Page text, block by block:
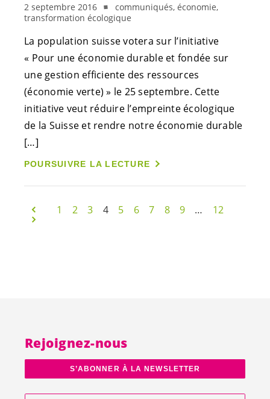
2 septembre 2016
communiqués, économie,
transformation écologique
La population suisse votera sur l’initiative
« Pour une économie durable et fondée sur
une gestion efficiente des ressources
(économie verte) » le 25 septembre. Cette
initiative veut réduire l’empreinte écologique
de la Suisse et rendre notre économie durable
[…]
POURSUIVRE LA LECTURE
1 2 3 4 5 6 7 8 9 … 12
Rejoignez-nous
S’ABONNER À LA NEWSLETTER